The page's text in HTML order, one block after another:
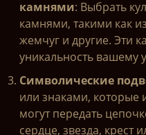
камнями: Выбрать
камнями, такими как
жемчуг и другие. Эти
уникальность вашему
Символические
или знаками, которые
могут передать
сердце, звезда, крест